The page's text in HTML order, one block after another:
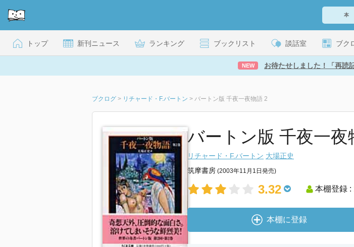
トップ 新刊ニュース ランキング ブックリスト 談話室 ブク
NEW お待たせしました！「再読
ブクログ > リチャード・F.バートン > バートン版 千夜一夜物語 2
バートン版 千夜一
リチャード・F.バートン 大場正史
筑摩書房 (2003年11月1日発売)
3.32 本棚登録 :
本棚に登録